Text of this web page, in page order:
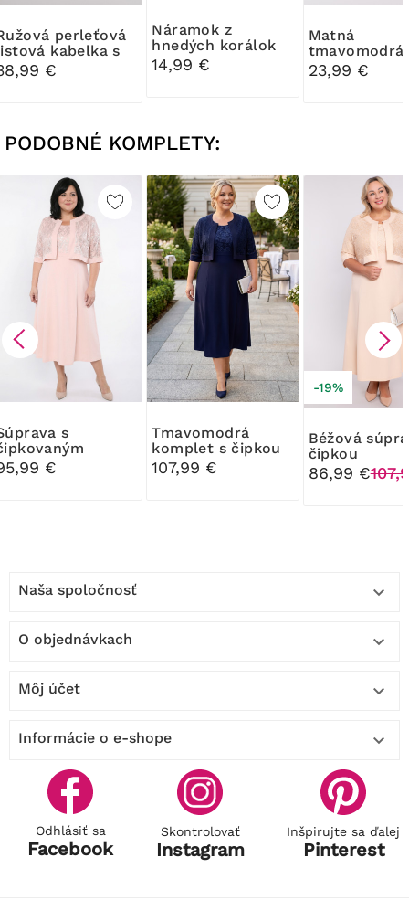
kabelka s
€
Náramok z
hnedých korálok
14,99 €
Matná
tmavomodrá
Listová
23,99 €
PODOBNÉ KOMPLETY:
s
€
Tmavomodrá
komplet s čipkou
107,99 €
-19%
Béžová súprava s
čipkou
86,99 €
Naša spoločnosť 
O objednávkach 
Môj účet 
Informácie o e-shope 
Odhlásiť sa
Facebook
Skontrolovať
Instagram
Inšpirujte sa ďalej
Pinterest